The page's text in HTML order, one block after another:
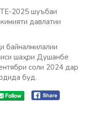
2025 шуъбаи
давлатии
байналмилалии
шаҳри Душанбе
соли 2024 дар
буд.